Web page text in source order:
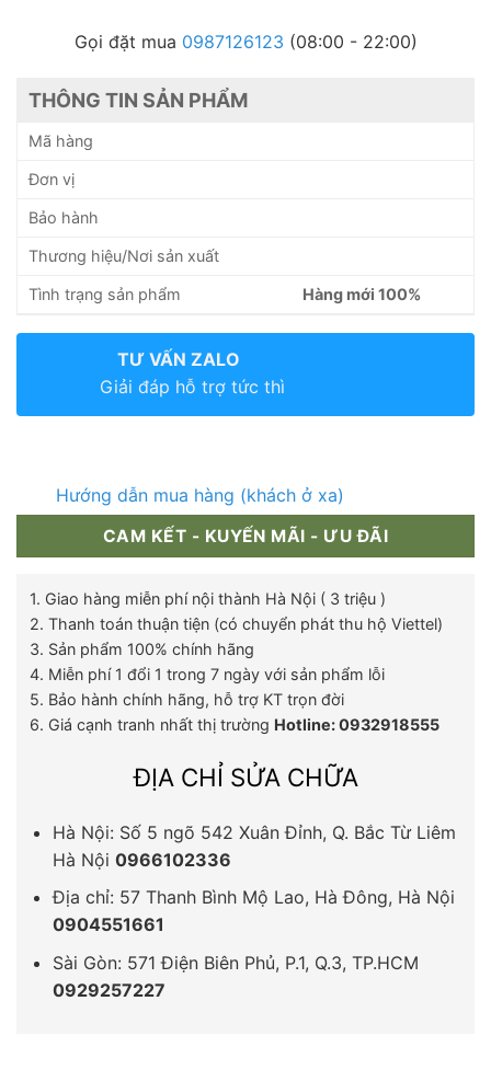
Gọi đặt mua 0987126123 (08:00 - 22:00)
THÔNG TIN SẢN PHẨM
Mã hàng
Đơn vị
Bảo hành
Thương hiệu/Nơi sản xuất
Tình trạng sản phẩm Hàng mới 100%
TƯ VẤN ZALO
Giải đáp hỗ trợ tức thì
Hướng dẫn mua hàng (khách ở xa)
CAM KẾT - KUYẾN MÃI - ƯU ĐÃI
1. Giao hàng miễn phí nội thành Hà Nội ( 3 triệu )
2. Thanh toán thuận tiện (có chuyển phát thu hộ Viettel)
3. Sản phẩm 100% chính hãng
4. Miễn phí 1 đổi 1 trong 7 ngày với sản phẩm lỗi
5. Bảo hành chính hãng, hỗ trợ KT trọn đời
6. Giá cạnh tranh nhất thị trường Hotline: 0932918555
ĐỊA CHỈ SỬA CHỮA
Hà Nội: Số 5 ngõ 542 Xuân Đỉnh, Q. Bắc Từ Liêm
Hà Nội 0966102336
Địa chỉ: 57 Thanh Bình Mộ Lao, Hà Đông, Hà Nội
0904551661
Sài Gòn: 571 Điện Biên Phủ, P.1, Q.3, TP.HCM
0929257227